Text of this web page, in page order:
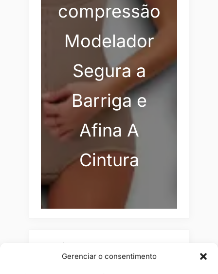
Gerenciar o consentimento
compressão
Modelador
Segura a
Barriga e
Afina A
Cintura
Pesquisar